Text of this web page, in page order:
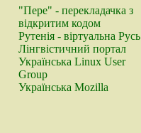
"Пере" - перекладачка з
відкритим кодом
Рутенія - віртуальна Русь
Лінгвістичний портал
Українська Linux User
Group
Українська Mozilla